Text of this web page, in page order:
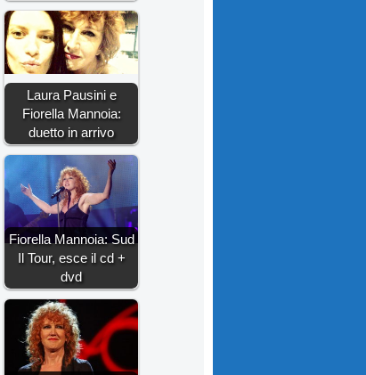
Laura Pausini e
Fiorella Mannoia:
duetto in arrivo
Fiorella Mannoia: Sud
Il Tour, esce il cd +
dvd